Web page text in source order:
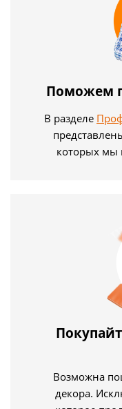
Поможем
В разделе
которых мы
Возможна
декора.